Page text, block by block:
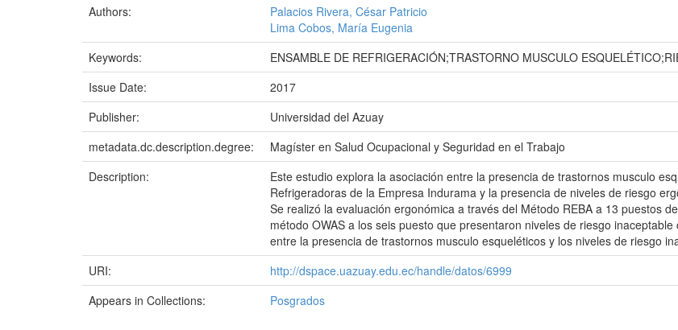
Authors:
Palacios Rivera, César Patricio
Lima Cobos, María Eugenia
Keywords:
ENSAMBLE DE REFRIGERACIÓN;TRASTORNO MUSCULO
Issue Date:
2017
Publisher:
Universidad del Azuay
metadata.dc.description.degree:
Magíster en Salud Ocupacional y Seguridad en el Trabajo
Description:
Este estudio explora la asociación entre la presencia de trastornos musculo
Refrigeradoras de la Empresa Indurama y la presencia de niveles de riesgo
Se realizó la evaluación ergonómica a través del Método REBA a 13 puestos
método OWAS a los seis puesto que presentaron niveles de riesgo
entre la presencia de trastornos musculo esqueléticos y los niveles de riesgo
URI:
http://dspace.uazuay.edu.ec/handle/datos/6999
Appears in Collections:
Posgrados